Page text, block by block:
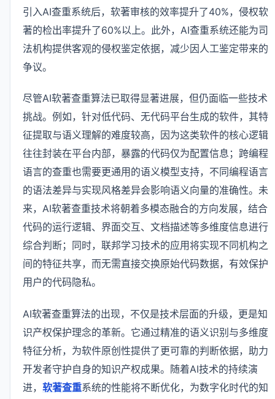
引入AI查重系统后，软著审核的效率提升了40%，侵权软
著的检出率提升了60%以上。此外，AI查重系统还能为司
法机构提供客观的侵权鉴定依据，减少因人工鉴定带来的
争议。
尽管AI软著查重算法已取得显著进展，但仍面临一些技术
挑战。例如，针对低代码、无代码平台生成的软件，其特
征提取与语义理解的难度较高，因为这类软件的核心逻辑
往往封装在平台内部，暴露的代码仅为配置信息；跨编程
语言的查重也需要更通用的语义模型支持，不同编程语言
的语法差异与实现风格差异会影响语义向量的准确性。未
来，AI软著查重技术将朝着多模态融合的方向发展，结合
代码的运行逻辑、界面交互、文档描述等多维度信息进行
综合判断；同时，联邦学习技术的应用将实现不同机构之
间的特征共享，而无需直接交换原始代码数据，有效保护
用户的代码隐私。
AI软著查重算法的出现，不仅是技术层面的升级，更是知
识产权保护理念的革新。它通过精准的语义识别与多维度
特征分析，为软件原创性提供了更可靠的判断依据，助力
开发者守护自身的知识产权成果。随着AI技术的持续演
进， 软著查重系统的性能将不断优化，为数字化时代的知